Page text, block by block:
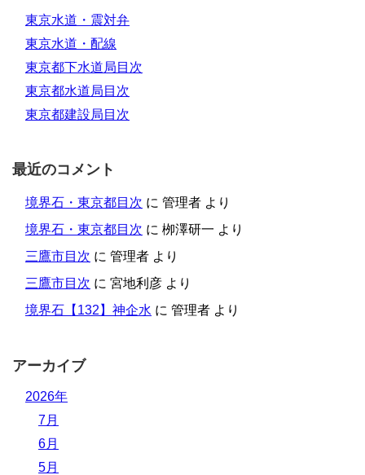
東京水道・震対弁
東京水道・配線
東京都下水道局目次
東京都水道局目次
東京都建設局目次
最近のコメント
境界石・東京都目次 に 管理者 より
境界石・東京都目次 に 栁澤研一 より
三鷹市目次 に 管理者 より
三鷹市目次 に 宮地利彦 より
境界石【132】神企水 に 管理者 より
アーカイブ
2026年
7月
6月
5月